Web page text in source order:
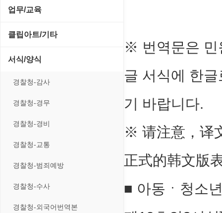
전략/시뮬레이션
사운드 재생기
이미지 뷰어
압축파일 관리
파일/디스크
하드웨어 관련
실행기/툴바
운영체제 ISO/Image
커서/아이콘 툴
폰트관리/인쇄
사이트 저작도구
원격도구
웹 브라우저
웹 유틸리티
파일공유/클라우드
백오피스/.NET
웹 서버
SCSI/IDE/USB
업무/교육
MS 오피스 관련
클립아트/기타
동영상 클립
사운드 클립
아이콘/커서
이미지/월페이퍼
테마/스킨
서식/양식
경찰청-감사
경찰청-경무
경찰청-경비
경찰청-교통
경찰청-범죄예방
경찰청-수사
경찰청-외국어번역본
※ 번역문은 민
글 서식에 한
기 바랍니다.
※ 请注意，译
正式的韩文版
■ 아동ㆍ청소